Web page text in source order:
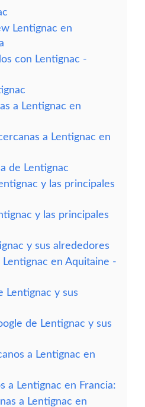
Lentignac en
con Lentignac -
a Lentignac en
a Lentignac en
de Lentignac
y las principales
y las principales
y sus alrededores
en Aquitaine -
Lentignac y sus
de Lentignac y sus
a Lentignac en
a Lentignac en Francia:
a Lentignac en